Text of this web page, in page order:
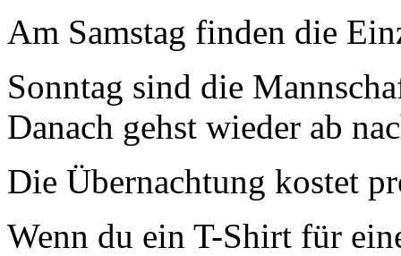
Am Samstag finden die
Sonntag sind die
Danach gehst wieder ab
Die Übernachtung kostet
Wenn du ein T-Shirt für